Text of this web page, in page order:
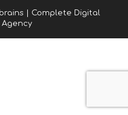
| Complete Digital